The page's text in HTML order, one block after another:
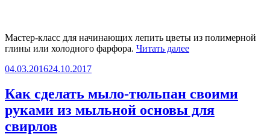
цветов
и
Мастер-класс для начинающих лепить цветы из полимерной
глины или холодного фарфора. Читать далее«Как
полимерной
глины
или
Опубликовано
04.03.201624.10.2017
Как сделать мыло-тюльпан своими
руками из мыльной основы для
свирлов